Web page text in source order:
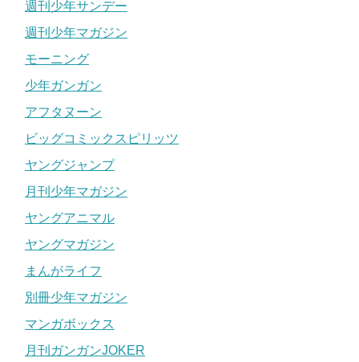
週刊少年サンデー
週刊少年マガジン
モーニング
少年ガンガン
アフタヌーン
ビッグコミックスピリッツ
ヤングジャンプ
月刊少年マガジン
ヤングアニマル
ヤングマガジン
まんがライフ
別冊少年マガジン
マンガボックス
月刊ガンガンJOKER